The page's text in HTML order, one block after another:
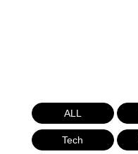
ALL
Tech